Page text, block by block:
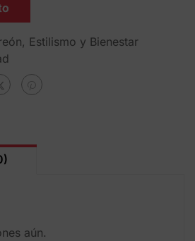
, Estilismo y Bienestar
aún.